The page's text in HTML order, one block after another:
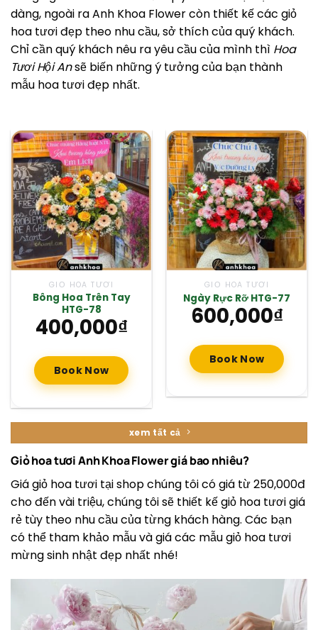
dàng, ngoài ra Anh Khoa Flower còn thiết kế các giỏ
hoa tươi đẹp theo nhu cầu, sở thích của quý khách.
Chỉ cần quý khách nêu ra yêu cầu của mình thì Hoa
Tươi Hội Ansẽ biến những ý tưởng của bạn thành
mẫu hoa tươi đẹp nhất.
GIỎ HOA TƯƠI
Bông Hoa Trên Tay
HTG-78
400,000₫
Book Now
GIỎ HOA TƯƠI
Ngày Rực Rỡ HTG-77
600,000₫
Book Now
xem tất cả
Giỏ hoa tươi Anh Khoa Flower giá bao nhiêu?
Giá giỏ hoa tươi tại shop chúng tôi có giá từ 250,000đ
cho đến vài triệu, chúng tôi sẽ thiết kế giỏ hoa tươi giá
rẻ tùy theo nhu cầu của từng khách hàng. Các bạn
có thể tham khảo mẫu và giá các mẫu giỏ hoa tươi
mừng sinh nhật đẹp nhất nhé!